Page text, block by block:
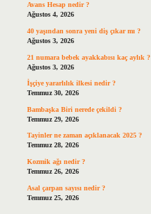
Avans Hesap nedir ?
Ağustos 4, 2026
40 yaşından sonra yeni diş çıkar mı ?
Ağustos 3, 2026
21 numara bebek ayakkabısı kaç aylık ?
Ağustos 3, 2026
İşçiye yararlılık ilkesi nedir ?
Temmuz 30, 2026
Bambaşka Biri nerede çekildi ?
Temmuz 29, 2026
Tayinler ne zaman açıklanacak 2025 ?
Temmuz 28, 2026
Kozmik ağı nedir ?
Temmuz 26, 2026
Asal çarpan sayısı nedir ?
Temmuz 25, 2026